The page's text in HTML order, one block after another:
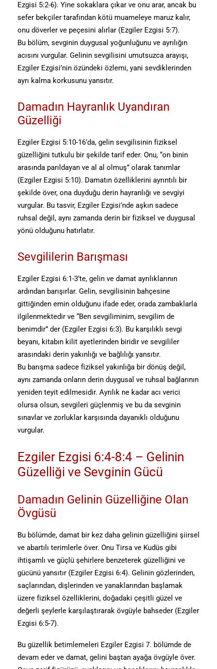
Ezgisi 5:2-6). Yine sokaklara çıkar ve onu arar, ancak bu
sefer bekçiler tarafından kötü muameleye maruz kalır,
onu döverler ve peçesini alırlar (Ezgiler Ezgisi 5:7).
Bu bölüm, sevginin duygusal yoğunluğunu ve ayrılığın
acısını vurgular. Gelinin sevgilisini umutsuzca arayışı,
Ezgiler Ezgisi’nin özündeki özlemi, yani sevdiklerinden
ayrı kalma korkusunu yansıtır.
Damadın Hayranlık Uyandıran
Güzelliği
Ezgiler Ezgisi 5:10-16’da, gelin sevgilisinin fiziksel
güzelliğini tutkulu bir şekilde tarif eder. Onu, “on binin
arasında parıldayan ve al al olmuş” olarak tanımlar
(Ezgiler Ezgisi 5:10). Damatın özelliklerini ayrıntılı bir
şekilde över, ona duyduğu derin hayranlığı ve sevgiyi
vurgular. Bu tasvir, Ezgiler Ezgisi’nde aşkın sadece
ruhsal değil, aynı zamanda derin bir fiziksel ve duygusal
yönü olduğunu hatırlatır.
Sevgililerin Barışması
Ezgiler Ezgisi 6:1-3’te, gelin ve damat ayrılıklarının
ardından barışırlar. Gelin, sevgilisinin bahçesine
gittiğinden emin olduğunu ifade eder, orada zambaklarla
ilgilenmektedir ve “Ben sevgiliminim, sevgilim de
benimdir” der (Ezgiler Ezgisi 6:3). Bu karşılıklı sevgi
beyanı, kitabın kilit ayetlerinden biridir ve sevgililer
arasındaki derin yakınlığı ve bağlılığı yansıtır.
Bu barışma sadece fiziksel yakınlığa bir dönüş değil,
aynı zamanda onların derin duygusal ve ruhsal bağlarının
yeniden teyit edilmesidir. Ayrılık ne kadar acı verici
olursa olsun, sevgileri güçlenmiş ve bu da sevginin
sınavlar ve zorluklar karşısında dayanıklı olduğunu
vurgular.
Ezgiler Ezgisi 6:4-8:4 – Gelinin
Güzelliği ve Sevginin Gücü
Damadın Gelinin Güzelliğine Olan
Övgüsü
Bu bölümde, damat bir kez daha gelinin güzelliğini şiirsel
ve abartılı terimlerle över. Onu Tirsa ve Kudüs gibi
ihtişamlı ve güçlü şehirlere benzeterek güzelliğini ve
gücünü yansıtır (Ezgiler Ezgisi 6:4). Gelinin gözlerinden,
saçlarından, dişlerinden ve yanaklarından başlamak
üzere fiziksel özelliklerini, doğadaki çeşitli güzel ve
değerli şeylerle karşılaştırarak övgüyle bahseder (Ezgiler
Ezgisi 6:5-7).
Bu güzellik betimlemeleri Ezgiler Ezgisi 7. bölümde de
devam eder ve damat, gelini baştan ayağa övgüyle över.